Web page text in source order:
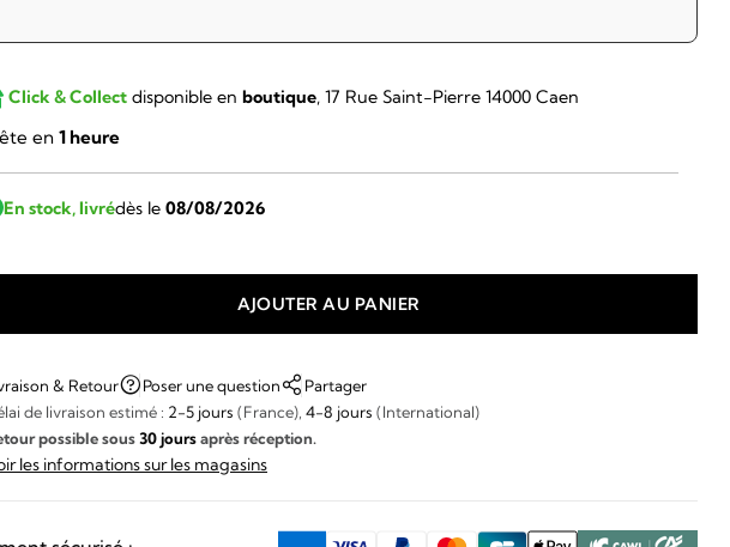
Click & Collect disponible en boutique, 17 Rue Saint-Pierre 14000 Caen
en 1 heure
En stock, livrédès le 08/08/2026
AJOUTER AU PANIER
& Retour Poser une question
Partager
de livraison estimé : 2-5 jours (France), 4-8 jours (International)
possible sous30 joursaprès réception.
les informations sur les magasins